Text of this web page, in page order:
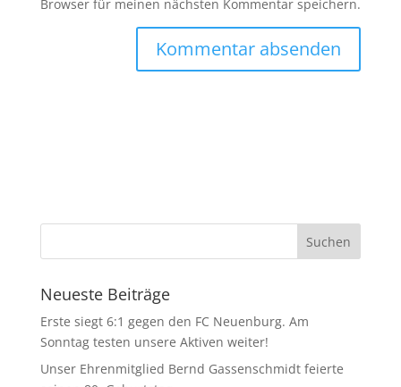
Browser für meinen nächsten Kommentar speichern.
Neueste Beiträge
Erste siegt 6:1 gegen den FC Neuenburg. Am
Sonntag testen unsere Aktiven weiter!
Unser Ehrenmitglied Bernd Gassenschmidt feierte